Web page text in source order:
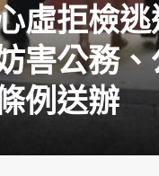
虛拒檢
害公務
例送辦